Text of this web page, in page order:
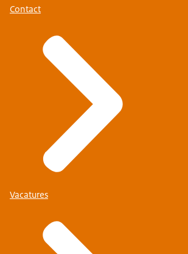
Contact
Vacatures